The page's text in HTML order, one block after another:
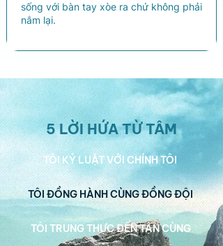
sống với bàn tay xòe ra chứ không phải
nắm lại.
5 LỜI HỨA TỪ TÂM
TÔI KỶ LUẬT VỚI CHÍNH TÔI
TÔI ĐỒNG HÀNH CÙNG ĐỒNG ĐỘI
TÔI TRUNG THỰC ĐẾN TẬN CÙNG